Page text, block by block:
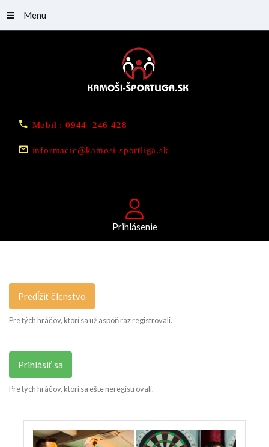
Mobil : 0944 246 428
informacie@kamosi-sportliga.sk
Prihlásenie
Menu
Predĺžiť členstvo
Pre tých hráčov, ktorí sa už aspoň raz registrovali.
Prihlásiť sa
Pre tých hráčov, ktorí sa ešte neregistrovali.